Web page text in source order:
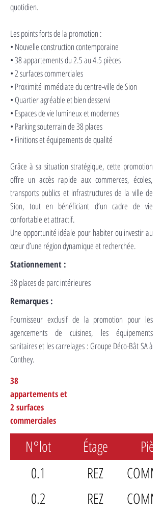
quotidien.
Les points forts de la promotion :
• Nouvelle construction contemporaine
• 38 appartements du 2.5 au 4.5 pièces
• 2 surfaces commerciales
• Proximité immédiate du centre-ville de Sion
• Quartier agréable et bien desservi
• Espaces de vie lumineux et modernes
• Parking souterrain de 38 places
• Finitions et équipements de qualité
Grâce à sa situation stratégique, cette promotion
offre un accès rapide aux commerces, écoles,
transports publics et infrastructures de la ville de
Sion, tout en bénéficiant d’un cadre de vie
confortable et attractif.
Une opportunité idéale pour habiter ou investir au
cœur d’une région dynamique et recherchée.
Stationnement :
38 places de parc intérieures
Remarques :
Fournisseur exclusif de la promotion pour les
agencements de cuisines, les équipements
sanitaires et les carrelages : Groupe Déco-Bât SA à
Conthey.
38
appartements et
2 surfaces
commerciales
N°lot Étage
Pièces
0.1
REZ
0.2
REZ